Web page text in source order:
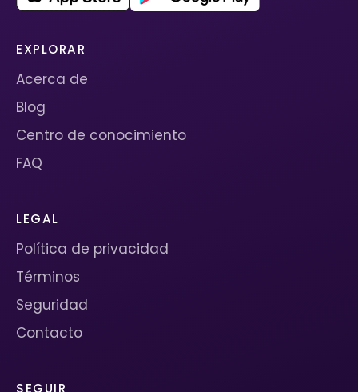
EXPLORAR
Acerca de
Blog
Centro de conocimiento
FAQ
LEGAL
Política de privacidad
Términos
Seguridad
Contacto